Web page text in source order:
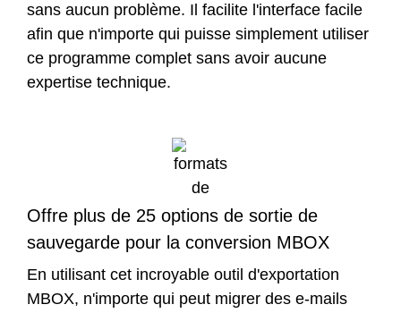
sans aucun problème. Il facilite l'interface facile
afin que n'importe qui puisse simplement utiliser
ce programme complet sans avoir aucune
expertise technique.
Offre plus de 25 options de sortie de
sauvegarde pour la conversion MBOX
En utilisant cet incroyable outil d'exportation
MBOX, n'importe qui peut migrer des e-mails